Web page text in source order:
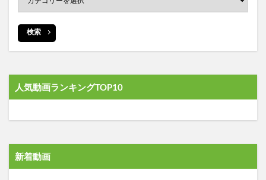
検索
人気動画ランキングTOP10
新着動画